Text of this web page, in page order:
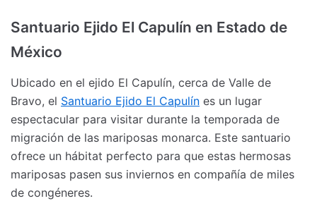
Santuario Ejido El Capulín en Estado de
México
Ubicado en el ejido El Capulín, cerca de Valle de
Bravo, el Santuario Ejido El Capulín es un lugar
espectacular para visitar durante la temporada de
migración de las mariposas monarca. Este santuario
ofrece un hábitat perfecto para que estas hermosas
mariposas pasen sus inviernos en compañía de miles
de congéneres.